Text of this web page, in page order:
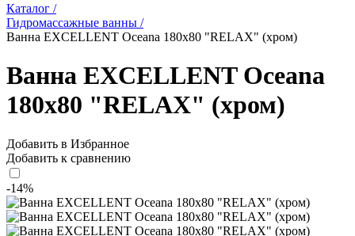
Каталог /
Гидромассажные ванны /
Ванна EXCELLENT Oceana 180x80 "RELAX" (хром)
Ванна EXCELLENT Oceana
180x80 "RELAX" (хром)
Добавить в Избранное
Добавить к сравнению
-14%